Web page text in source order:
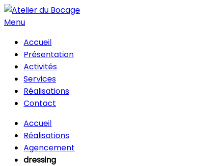
Menu
Accueil
Présentation
Activités
Services
Réalisations
Contact
Accueil
Réalisations
Agencement
dressing